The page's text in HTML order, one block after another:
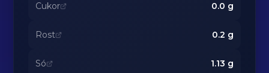
Cukor 0.0 g
Rost 0.2 g
Só 1.13 g